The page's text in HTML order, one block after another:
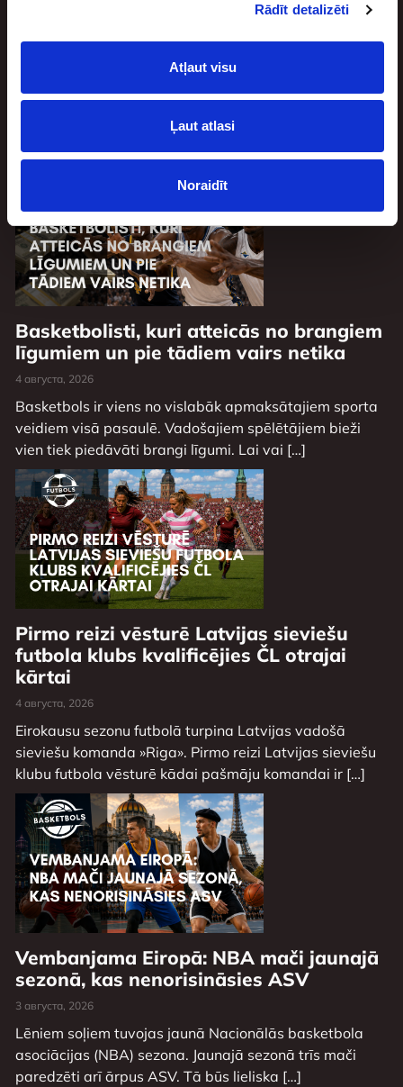
Rādīt detalizēti
Atļaut visu
Ļaut atlasi
Noraidīt
”, veic iemaksu ar kodu
vērtībā, kā arī 10% zaudējuma atmaksu līdz pat
Похожие статьи
Basketbolisti, kuri atteicās no brangiem
līgumiem un pie tādiem vairs netika
4 августа, 2026
Basketbols ir viens no vislabāk apmaksātajiem sporta
veidiem visā pasaulē. Vadošajiem spēlētājiem bieži
vien tiek piedāvāti brangi līgumi. Lai vai […]
Pirmo reizi vēsturē Latvijas sieviešu
futbola klubs kvalificējies ČL otrajai
kārtai
4 августа, 2026
Eirokausu sezonu futbolā turpina Latvijas vadošā
sieviešu komanda »Riga». Pirmo reizi Latvijas sieviešu
klubu futbola vēsturē kādai pašmāju komandai ir […]
Vembanjama Eiropā: NBA mači jaunajā
sezonā, kas nenorisināsies ASV
3 августа, 2026
Lēniem soļiem tuvojas jaunā Nacionālās basketbola
asociācijas (NBA) sezona. Jaunajā sezonā trīs mači
paredzēti arī ārpus ASV. Tā būs lieliska […]